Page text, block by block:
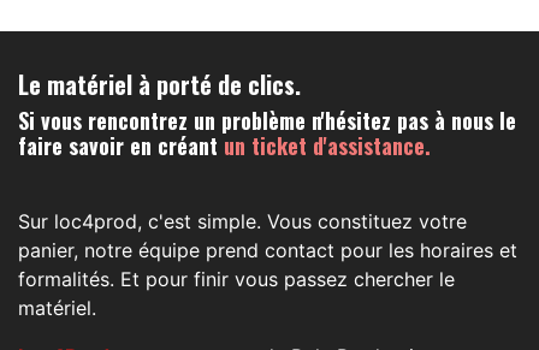
Le matériel à porté de clics.
Si vous rencontrez un problème n'hésitez pas à nous le
faire savoir en créant un ticket d'assistance.
Sur loc4prod, c'est simple. Vous constituez votre
panier, notre équipe prend contact pour les horaires et
formalités. Et pour finir vous passez chercher le
matériel.